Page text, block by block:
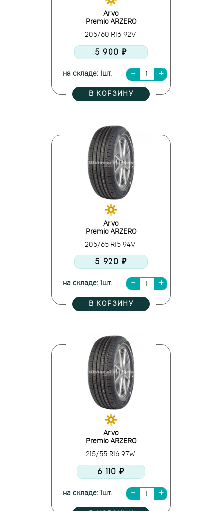
Arivo
Premio ARZERO
205/60 R16 92V
5 900 ₽
на складе: 1шт.
В КОРЗИНУ
Arivo
Premio ARZERO
205/65 R15 94V
5 920 ₽
на складе: 1шт.
В КОРЗИНУ
Arivo
Premio ARZERO
215/55 R16 97W
6 110 ₽
на складе: 1шт.